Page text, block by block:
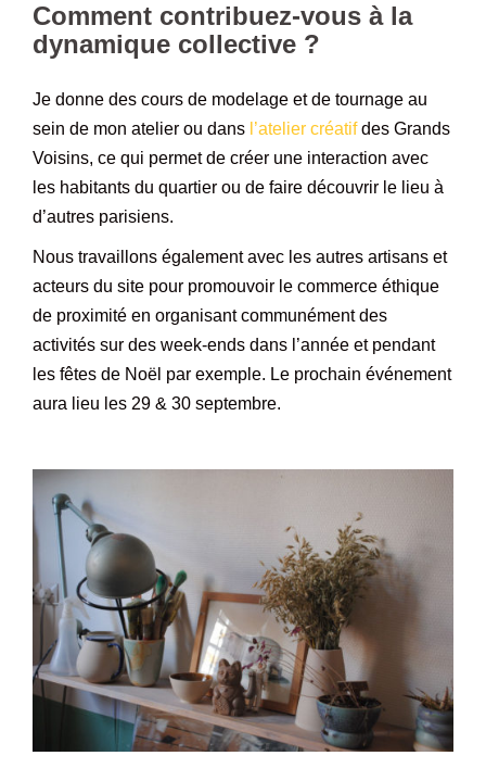
Comment contribuez-vous à la
dynamique collective ?
Je donne des cours de modelage et de tournage au
sein de mon atelier ou dans l’atelier créatifdes Grands
Voisins, ce qui permet de créer une interaction avec
les habitants du quartier ou de faire découvrir le lieu à
d’autres parisiens.
Nous travaillons également avec les autres artisans et
acteurs du site pour promouvoir le commerce éthique
de proximité en organisant communément des
activités sur des week-ends dans l’année et pendant
les fêtes de Noël par exemple. Le prochain événement
aura lieu les 29 & 30 septembre.